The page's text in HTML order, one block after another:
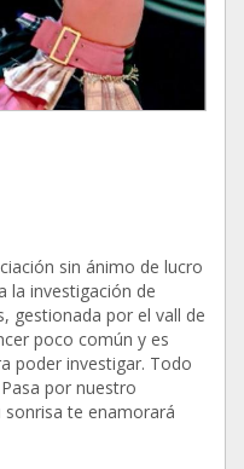
sin ánimo de lucro
la investigación de
gestionada por el vall de
poco común y es
poder investigar. Todo
por nuestro
te enamorará